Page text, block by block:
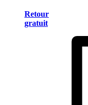
Retour
gratuit